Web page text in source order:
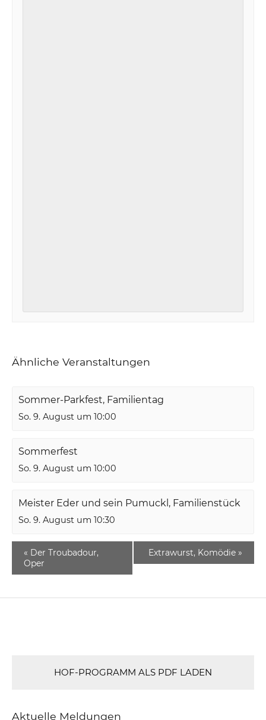
Ähnliche Veranstaltungen
Sommer-Parkfest, Familientag
So. 9. August um 10:00
Sommerfest
So. 9. August um 10:00
Meister Eder und sein Pumuckl, Familienstück
So. 9. August um 10:30
« Der Troubadour,
Oper
Extrawurst, Komödie »
HOF-PROGRAMM ALS PDF LADEN
Aktuelle Meldungen